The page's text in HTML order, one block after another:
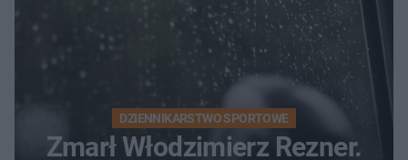
DZIENNIKARSTWO SPORTOWE
Zmarł Włodzimierz Rezner.